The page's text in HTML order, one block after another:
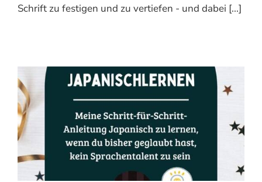
Schrift zu festigen und zu vertiefen - und dabei [...]